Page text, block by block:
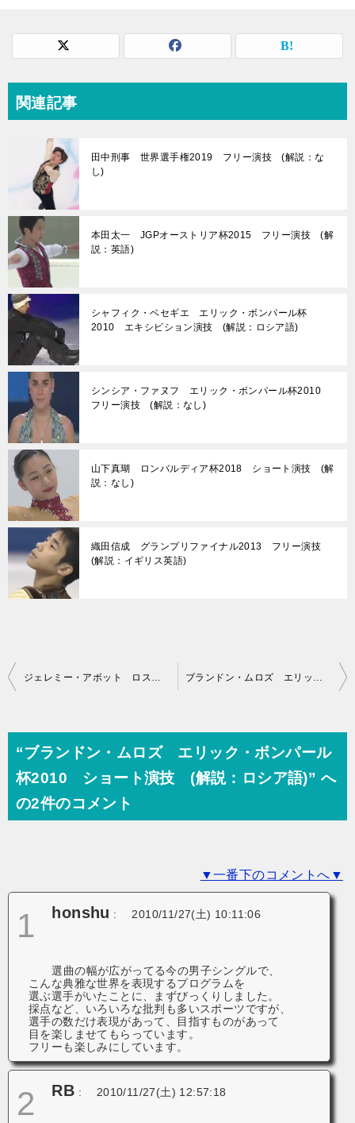
関連記事
田中刑事 世界選手権2019 フリー演技 (解説：な
し)
本田太一 JGPオーストリア杯2015 フリー演技 (解
説：英語)
シャフィク・ベセギエ エリック・ボンパール杯
2010 エキシビション演技 (解説：ロシア語)
シンシア・ファヌフ エリック・ボンパール杯2010
フリー演技 (解説：なし)
山下真瑚 ロンバルディア杯2018 ショート演技 (解
説：なし)
織田信成 グランプリファイナル2013 フリー演技
(解説：イギリス英語)
投
ビ
ゲ
ー
“ブランドン・ムロズ エリック・ボンパール
杯2010 ショート演技 (解説：ロシア語)” へ
の2件のコメント
▼一番下のコメントへ▼
1 honshu : 2010/11/27(土) 10:11:06
選曲の幅が広がってる今の男子シングルで、
こんな典雅な世界を表現するプログラムを
選ぶ選手がいたことに、まずびっくりしました。
採点など、いろいろな批判も多いスポーツですが、
選手の数だけ表現があって、目指すものがあって
目を楽しませてもらっています。
フリーも楽しみにしています。
2 RB : 2010/11/27(土) 12:57:18